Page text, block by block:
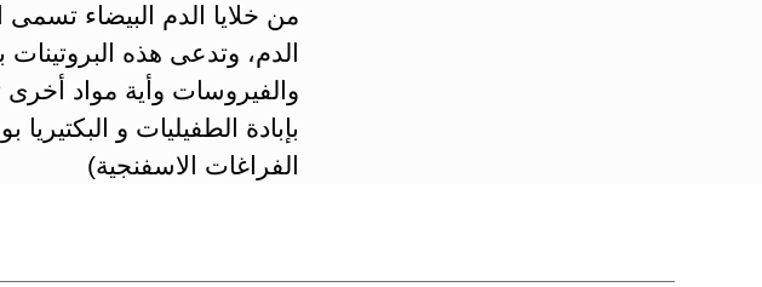
من خلايا الدم البيضاء
الدم، وتدعى هذه البروتينات
والفيروسات وأية مواد
بإبادة الطفيليات و
الفراغات الاسفنجية)